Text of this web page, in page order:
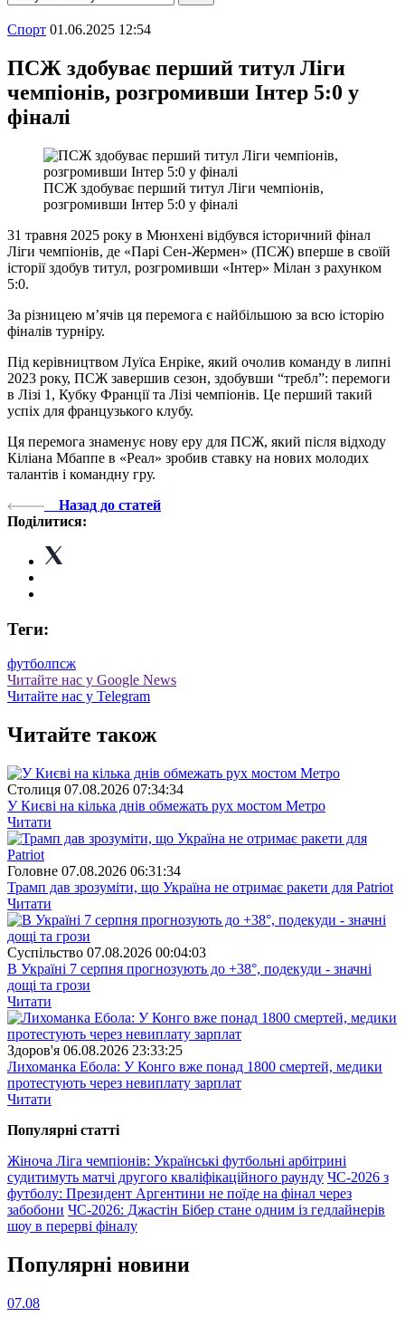
Спорт 01.06.2025 12:54
ПСЖ здобуває перший титул Ліги
чемпіонів, розгромивши Інтер 5:0 у
фіналі
ПСЖ здобуває перший титул Ліги чемпіонів,
розгромивши Інтер 5:0 у фіналі
31 травня 2025 року в Мюнхені відбувся історичний фінал
Ліги чемпіонів, де «Парі Сен-Жермен» (ПСЖ) вперше в своїй
історії здобув титул, розгромивши «Інтер» Мілан з рахунком
5:0.
За різницею мʼячів ця перемога є найбільшою за всю історію
фіналів турніру.
Під керівництвом Луїса Енріке, який очолив команду в липні
2023 року, ПСЖ завершив сезон, здобувши “требл”: перемоги
в Лізі 1, Кубку Франції та Лізі чемпіонів. Це перший такий
успіх для французького клубу.
Ця перемога знаменує нову еру для ПСЖ, який після відходу
Кіліана Мбаппе в «Реал» зробив ставку на нових молодих
талантів і командну гру.
Назад до статей
Поділитися:
Теги:
футболпсж
Читайте нас у Google News
Читайте нас у Telegram
Читайте також
Столиця 07.08.2026 07:34:34
У Києві на кілька днів обмежать рух мостом Метро
Читати
Головне 07.08.2026 06:31:34
Трамп дав зрозуміти, що Україна не отримає ракети для Patriot
Читати
Суспiльство 07.08.2026 00:04:03
В Україні 7 серпня прогнозують до +38°, подекуди - значні
дощі та грози
Читати
Здоров'я 06.08.2026 23:33:25
Лихоманка Ебола: У Конго вже понад 1800 смертей, медики
протестують через невиплату зарплат
Читати
Популярнi статтi
Жіноча Ліга чемпіонів: Українські футбольні арбітрині
судитимуть матчі другого кваліфікаційного раунду ЧС-2026 з
футболу: Президент Аргентини не поїде на фінал через
забобони ЧС-2026: Джастін Бібер стане одним із гедлайнерів
шоу в перерві фіналу
Популярнi новини
07.08